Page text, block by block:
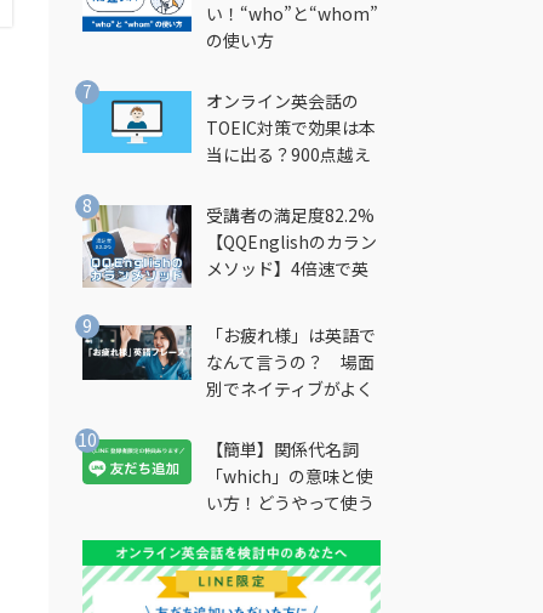
い！“who”と“whom”
の使い方
オンライン英会話の
TOEIC対策で効果は本
当に出る？900点越え
受講者の満足度82.2%
【QQEnglishのカラン
メソッド】4倍速で英
法とは？
「お疲れ様」は英語で
なんて言うの？ 場面
別でネイティブがよく
説
【簡単】関係代名詞
「which」の意味と使
い方！どうやって使う